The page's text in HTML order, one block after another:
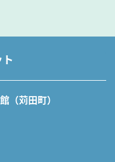
（苅田町）